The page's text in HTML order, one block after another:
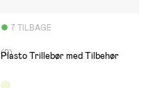
7 TILBAGE
(0)
Plasto Trillebør med Tilbehør